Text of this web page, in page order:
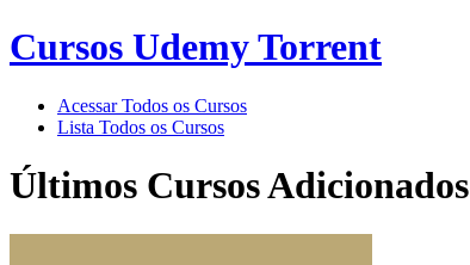
Cursos Udemy Torrent
Acessar Todos os Cursos
Lista Todos os Cursos
Últimos Cursos Adicionados